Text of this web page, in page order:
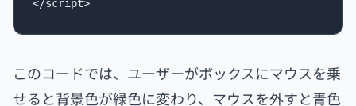
このコードでは、ユーザーがボックスにマウスを乗
せると背景色が緑色に変わり、マウスを外すと青色